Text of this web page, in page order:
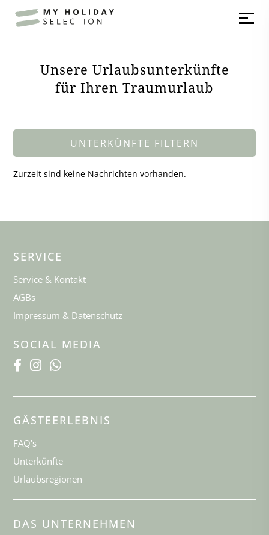
Unsere Urlaubsunterkünfte
für Ihren Traumurlaub
UNTERKÜNFTE FILTERN
Zurzeit sind keine Nachrichten vorhanden.
SERVICE
Service & Kontakt
AGBs
Impressum & Datenschutz
SOCIAL MEDIA
GÄSTEERLEBNIS
FAQ's
Unterkünfte
Urlaubsregionen
DAS UNTERNEHMEN